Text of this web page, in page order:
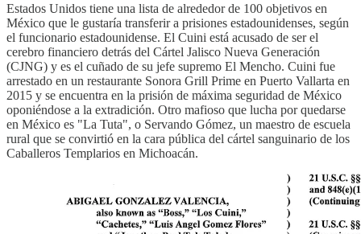
Estados Unidos tiene una lista de alrededor de 100 objetivos en
México que le gustaría transferir a prisiones estadounidenses, según
el funcionario estadounidense. El Cuini está acusado de ser el
cerebro financiero detrás del Cártel Jalisco Nueva Generación
(CJNG) y es el cuñado de su jefe supremo El Mencho. Cuini fue
arrestado en un restaurante Sonora Grill Prime en Puerto Vallarta en
2015 y se encuentra en la prisión de máxima seguridad de México
oponiéndose a la extradición. Otro mafioso que lucha por quedarse
en México es "La Tuta", o Servando Gómez, un maestro de escuela
rural que se convirtió en la cara pública del cártel sanguinario de los
Caballeros Templarios en Michoacán.